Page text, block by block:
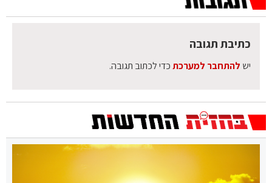
כתיבת תגובה
יש להתחבר למערכתכדי לכתוב תגובה.